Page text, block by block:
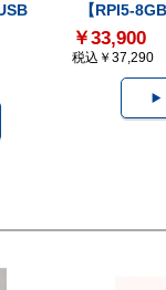
【RPI5-
￥33,900
税込￥37,290